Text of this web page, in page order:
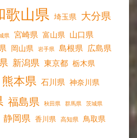
歌山県 埼玉県 大分県
県 宮崎県 富山県 山口県
岡山県 岩手県 島根県 広島県
新潟県 東京都 栃木県
熊本県 石川県 神奈川県
福島県 秋田県 群馬県 茨城県
静岡県 香川県 高知県 鳥取県